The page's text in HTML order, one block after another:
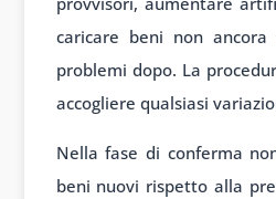
caricare beni non
problemi dopo. La
accogliere qualsiasi
Nella fase di conferma
beni nuovi rispetto alla